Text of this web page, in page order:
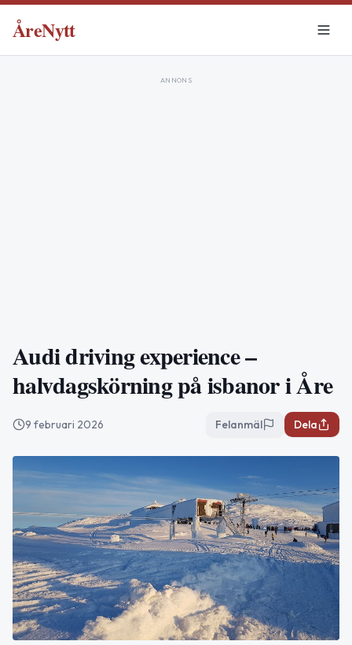
ÅreNytt
ANNONS
Audi driving experience –
halvdagskörning på isbanor i Åre
9 februari 2026 Felanmäl Dela